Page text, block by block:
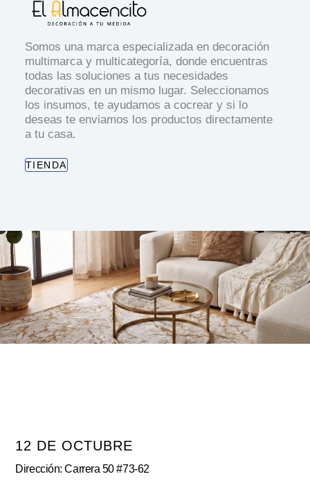
Somos una marca especializada en decoración
multimarca y multicategoría, donde encuentras
todas las soluciones a tus necesidades
decorativas en un mismo lugar. Seleccionamos
los insumos, te ayudamos a cocrear y si lo
deseas te enviamos los productos directamente
a tu casa.
TIENDA
12 DE OCTUBRE
Dirección: Carrera 50 #73-62